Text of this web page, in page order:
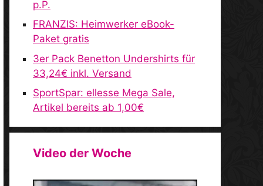
p.P.
FRANZIS: Heimwerker eBook-
Paket gratis
3er Pack Benetton Undershirts für
33,24€ inkl. Versand
SportSpar: ellesse Mega Sale,
Artikel bereits ab 1,00€
Video der Woche